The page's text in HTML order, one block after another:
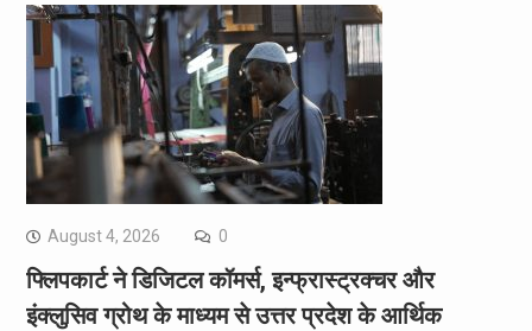
August 4, 2026 0
फ्लिपकार्ट ने डिजिटल कॉमर्स, इन्फ्रास्ट्रक्चर और
इंक्लुसिव ग्रोथ के माध्यम से उत्तर प्रदेश के आर्थिक